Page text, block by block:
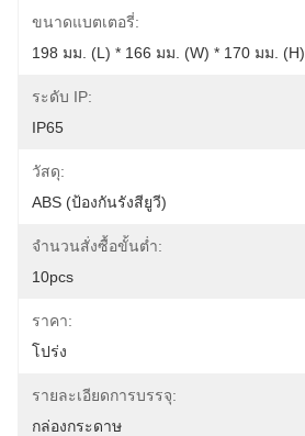
ขนาดแบตเตอรี่:
198 มม. (L) * 166 มม. (W) * 170 มม. (H)
ระดับ IP:
IP65
วัสดุ:
ABS (ป้องกันรังสียูวี)
จำนวนสั่งซื้อขั้นต่ำ:
10pcs
ราคา:
โปร่ง
รายละเอียดการบรรจุ:
กล่องกระดาษ